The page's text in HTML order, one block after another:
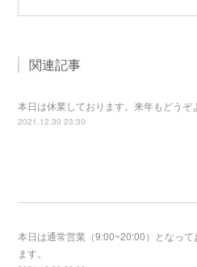
関連記事
本日は休業しております。来年もどうぞ
2021.12.30 23:30
本日は通常営業（9:00~20:00）となっ
ます。